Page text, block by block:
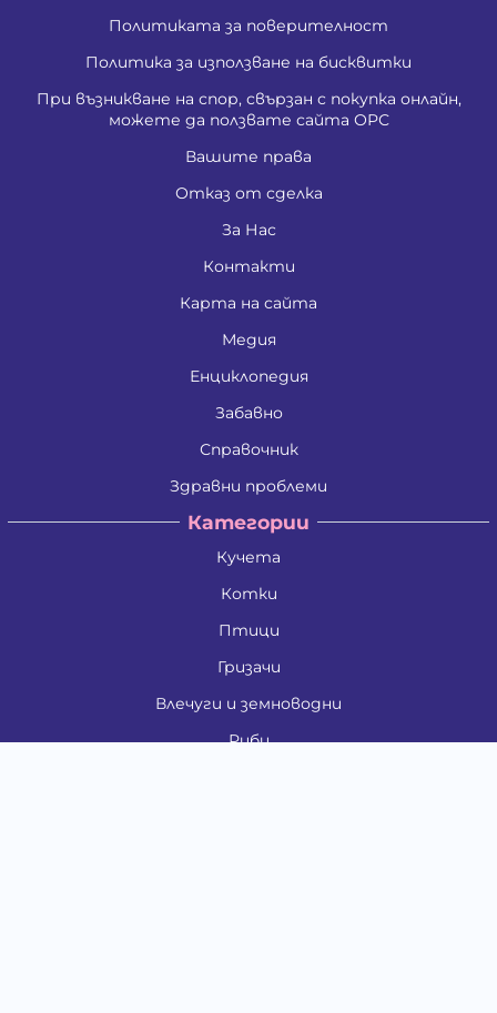
Политиката за поверителност
Политика за използване на бисквитки
При възникване на спор, свързан с покупка онлайн,
можете да ползвате сайта ОРС
Вашите права
Отказ от сделка
За Нас
Контакти
Карта на сайта
Медия
Енциклопедия
Забавно
Справочник
Здравни проблеми
Категории
Кучета
Котки
Птици
Гризачи
Влечуги и земноводни
Риби